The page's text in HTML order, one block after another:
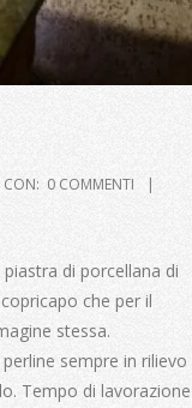
CON: 0 COMMENTI
di porcellana di
che per il
stessa.
sempre in rilievo
Tempo di lavorazione